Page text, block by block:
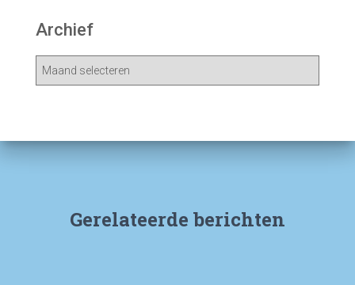
Archief
Gerelateerde berichten